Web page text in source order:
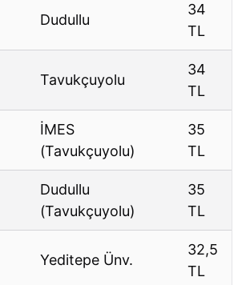
Dudullu
34
TL
Tavukçuyolu
34
TL
İMES
(Tavukçuyolu)
35
TL
Dudullu
(Tavukçuyolu)
35
TL
Yeditepe Ünv.
32,5
TL